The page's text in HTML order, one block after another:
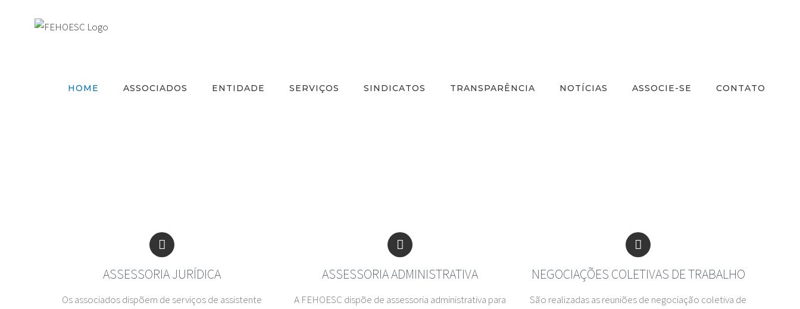
HOME ASSOCIADOS ENTIDADE SERVIÇOS SINDICATOS TRANSPARÊNCIA NOTÍCIAS ASSOCIE-SE CONTATO
ASSESSORIA JURÍDICA
Os associados dispõem de serviços de assistente
ASSESSORIA ADMINISTRATIVA
A FEHOESC dispõe de assessoria administrativa para
NEGOCIAÇÕES COLETIVAS DE TRABALHO
São realizadas as reuniões de negociação coletiva de